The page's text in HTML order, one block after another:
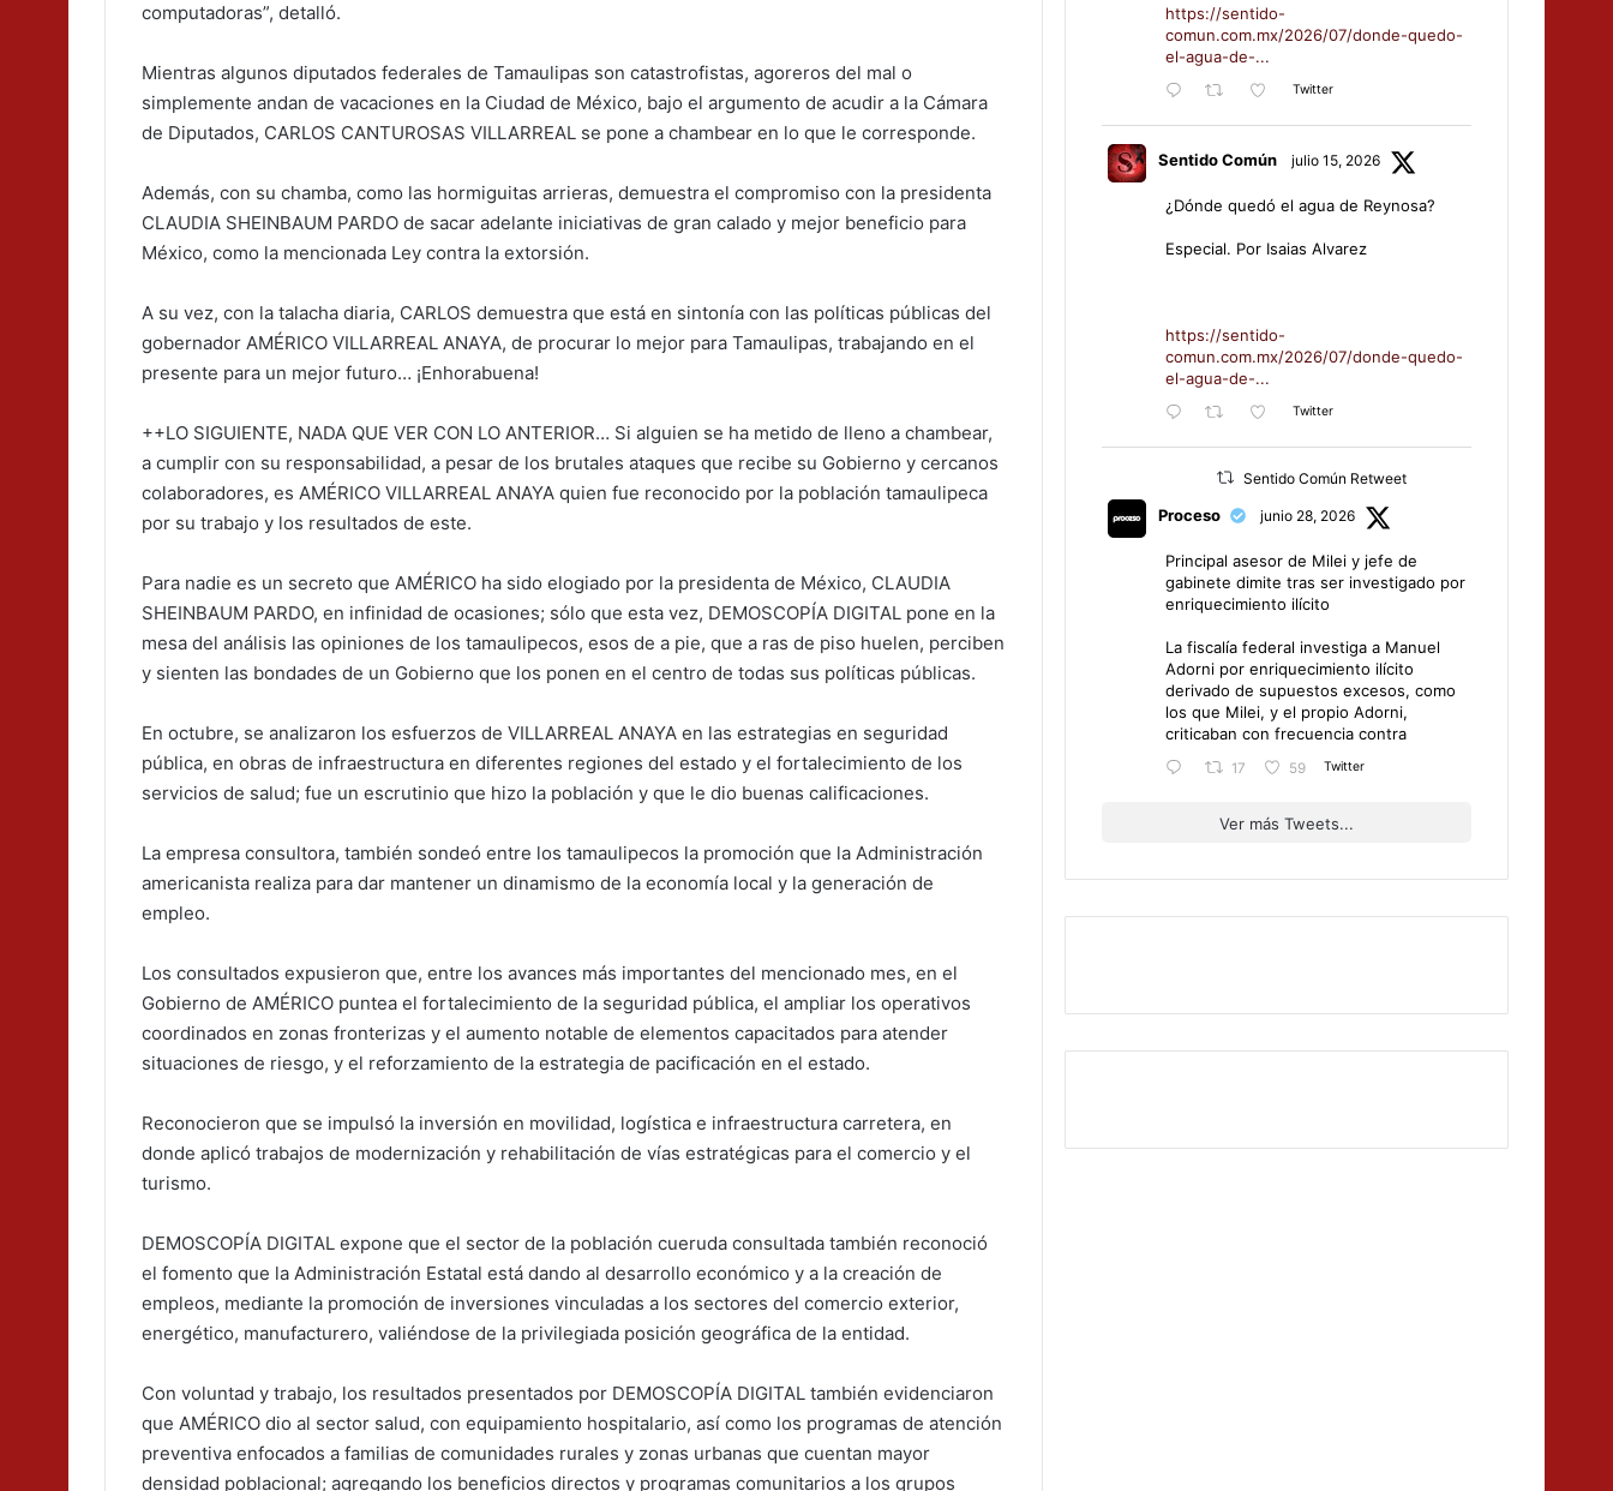
computadoras”, detalló.
Mientras algunos diputados federales de Tamaulipas son catastrofistas, agoreros del mal o
simplemente andan de vacaciones en la Ciudad de México, bajo el argumento de acudir a la Cámara
de Diputados, CARLOS CANTUROSAS VILLARREAL se pone a chambear en lo que le corresponde.
Además, con su chamba, como las hormiguitas arrieras, demuestra el compromiso con la presidenta
CLAUDIA SHEINBAUM PARDO de sacar adelante iniciativas de gran calado y mejor beneficio para
México, como la mencionada Ley contra la extorsión.
A su vez, con la talacha diaria, CARLOS demuestra que está en sintonía con las políticas públicas del
gobernador AMÉRICO VILLARREAL ANAYA, de procurar lo mejor para Tamaulipas, trabajando en el
presente para un mejor futuro… ¡Enhorabuena!
++LO SIGUIENTE, NADA QUE VER CON LO ANTERIOR… Si alguien se ha metido de lleno a chambear,
a cumplir con su responsabilidad, a pesar de los brutales ataques que recibe su Gobierno y cercanos
colaboradores, es AMÉRICO VILLARREAL ANAYA quien fue reconocido por la población tamaulipeca
por su trabajo y los resultados de este.
Para nadie es un secreto que AMÉRICO ha sido elogiado por la presidenta de México, CLAUDIA
SHEINBAUM PARDO, en infinidad de ocasiones; sólo que esta vez, DEMOSCOPÍA DIGITAL pone en la
mesa del análisis las opiniones de los tamaulipecos, esos de a pie, que a ras de piso huelen, perciben
y sienten las bondades de un Gobierno que los ponen en el centro de todas sus políticas públicas.
En octubre, se analizaron los esfuerzos de VILLARREAL ANAYA en las estrategias en seguridad
pública, en obras de infraestructura en diferentes regiones del estado y el fortalecimiento de los
servicios de salud; fue un escrutinio que hizo la población y que le dio buenas calificaciones.
La empresa consultora, también sondeó entre los tamaulipecos la promoción que la Administración
americanista realiza para dar mantener un dinamismo de la economía local y la generación de
empleo.
Los consultados expusieron que, entre los avances más importantes del mencionado mes, en el
Gobierno de AMÉRICO puntea el fortalecimiento de la seguridad pública, el ampliar los operativos
coordinados en zonas fronterizas y el aumento notable de elementos capacitados para atender
situaciones de riesgo, y el reforzamiento de la estrategia de pacificación en el estado.
Reconocieron que se impulsó la inversión en movilidad, logística e infraestructura carretera, en
donde aplicó trabajos de modernización y rehabilitación de vías estratégicas para el comercio y el
turismo.
DEMOSCOPÍA DIGITAL expone que el sector de la población cueruda consultada también reconoció
el fomento que la Administración Estatal está dando al desarrollo económico y a la creación de
empleos, mediante la promoción de inversiones vinculadas a los sectores del comercio exterior,
energético, manufacturero, valiéndose de la privilegiada posición geográfica de la entidad.
Con voluntad y trabajo, los resultados presentados por DEMOSCOPÍA DIGITAL también evidenciaron
que AMÉRICO dio al sector salud, con equipamiento hospitalario, así como los programas de atención
preventiva enfocados a familias de comunidades rurales y zonas urbanas que cuentan mayor
densidad poblacional; agregando los beneficios directos y programas comunitarios a los grupos
https://sentido-
comun.com.mx/2026/07/donde-quedo-
el-agua-de-...
Twitter
Sentido Común julio 15, 2026
¿Dónde quedó el agua de Reynosa?
Especial. Por Isaias Alvarez
https://sentido-
comun.com.mx/2026/07/donde-quedo-
el-agua-de-...
Twitter
Sentido Común Retweet
Proceso junio 28, 2026
Principal asesor de Milei y jefe de
gabinete dimite tras ser investigado por
enriquecimiento ilícito
La fiscalía federal investiga a Manuel
Adorni por enriquecimiento ilícito
derivado de supuestos excesos, como
los que Milei, y el propio Adorni,
criticaban con frecuencia contra
17 59 Twitter
Ver más Tweets...